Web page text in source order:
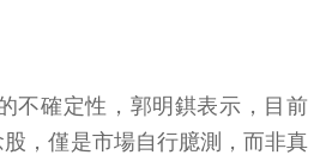
不確定性，郭明錤表示，目前
股，僅是市場自行臆測，而非真